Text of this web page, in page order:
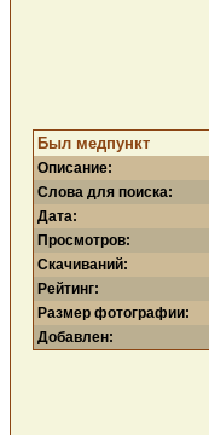
Был медпункт
Описание:
Слова для поиска:
Дата:
Просмотров:
Скачиваний:
Рейтинг:
Размер фотографии:
Добавлен: